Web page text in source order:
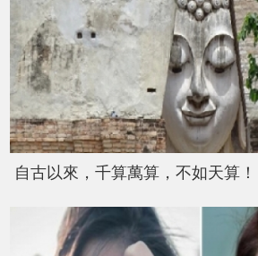
自古以來，千算萬算，不如天算！